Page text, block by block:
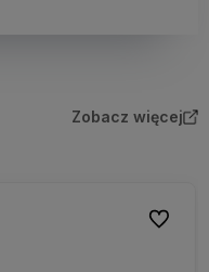
Zobacz więcej
Do